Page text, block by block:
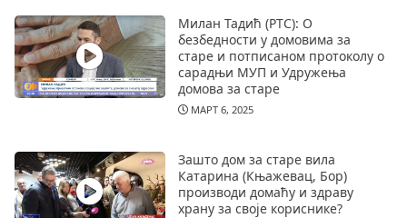
Милан Тадић (РТС): О
безбедности у домовима за
старе и потписаном протоколу о
сарадњи МУП и Удружења
домова за старе
МАРТ 6, 2025
Зашто дом за старе вила
Катарина (Књажевац, Бор)
производи домаћу и здраву
храну за своје кориснике?